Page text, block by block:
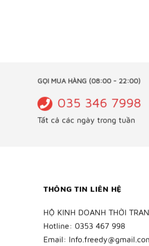
GỌI MUA HÀNG (08:00 - 22:00)
035 346 7998
Tất cả các ngày trong tuần
Hotline:0353 467 998
Email:Info.freedy@gmail.com